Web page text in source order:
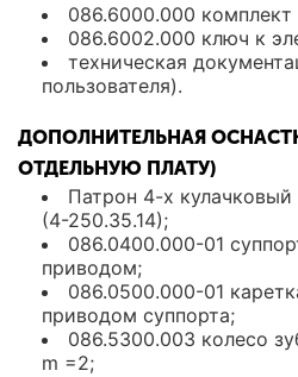
086.6000.000 комплект
086.6002.000 ключ к
техническая
пользователя).
ДОПОЛНИТЕЛЬНАЯ
ОТДЕЛЬНУЮ ПЛАТУ)
Патрон 4-х
(4-250.35.14);
086.0400.000-01
приводом;
086.0500.000-01
приводом суппорта;
086.5300.003 колесо
m =2;